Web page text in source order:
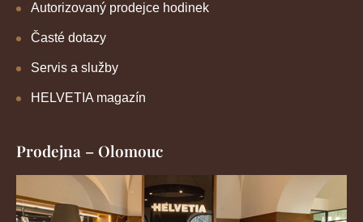
Autorizovaný prodejce hodinek
Časté dotazy
Servis a služby
HELVETIA magazín
Prodejna – Olomouc